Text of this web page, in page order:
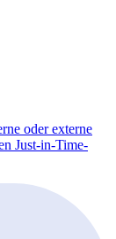
oder externe
Just-in-Time-